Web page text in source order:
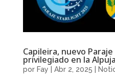
Capileira, nuevo
privilegiado en la
por Fay Abr 2, 2025